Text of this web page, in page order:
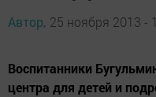
Автор, 25 ноября 2013 -
Воспитанники
центра для детей и